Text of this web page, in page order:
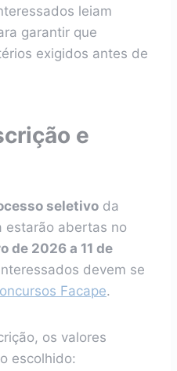
leiam
garantir que
exigidos antes de
e
seletivo da
estarão abertas no
de 2026 a 11 de
devem se
Facape.
os valores
escolhido: